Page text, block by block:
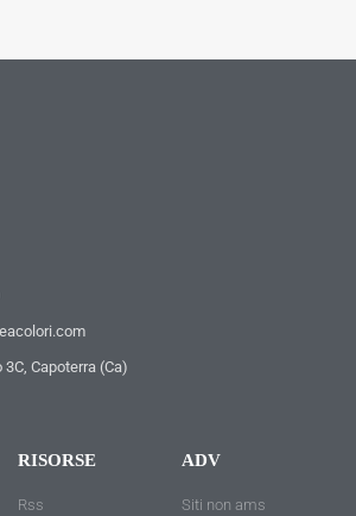
Capoterra (Ca)
RISORSE
Rss
ADV
Siti non ams